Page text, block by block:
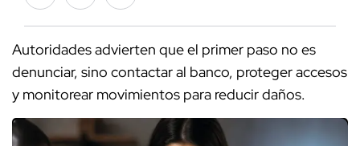
Autoridades advierten que el primer paso no es
denunciar, sino contactar al banco, proteger accesos
y monitorear movimientos para reducir daños.